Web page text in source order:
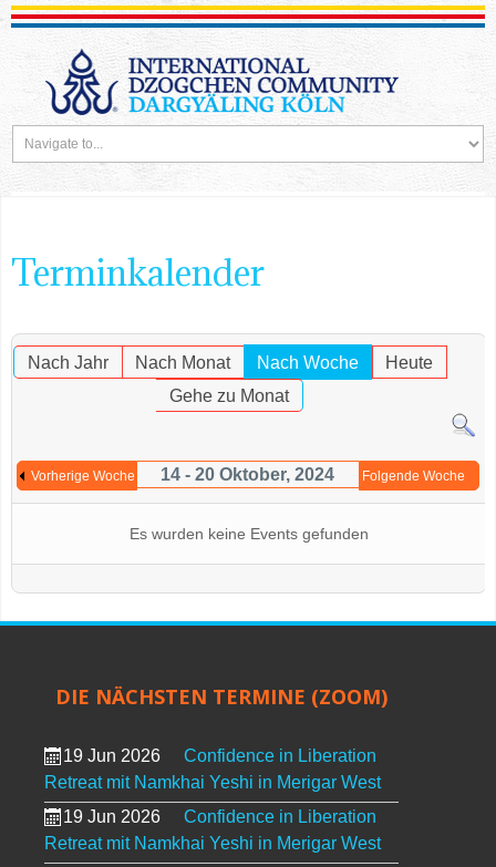
Terminkalender
Nach Jahr Nach Monat Nach Woche
Heute
Gehe zu Monat
Vorherige Woche 14 - 20 Oktober, 2024 Folgende Woche
Es wurden keine Events gefunden
DIE NÄCHSTEN TERMINE (ZOOM)
19 Jun 2026
Confidence in Liberation
Retreat mit Namkhai Yeshi in Merigar West
19 Jun 2026
Confidence in Liberation
Retreat mit Namkhai Yeshi in Merigar West